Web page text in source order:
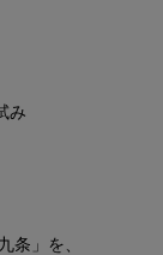
条」を、